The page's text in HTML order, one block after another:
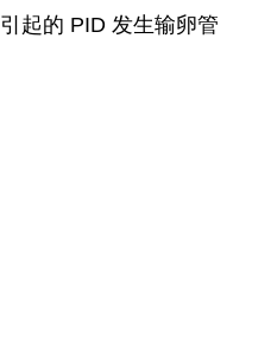
引起的 PID 发生输卵管